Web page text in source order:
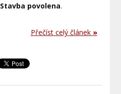
Stavba povolena.
Přečíst celý článek »